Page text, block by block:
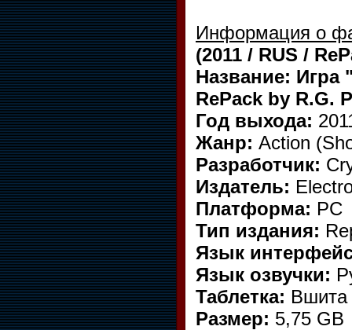
Информация о
(2011 / RUS /
Название: Игра
RePack by R.G.
Год выхода:
Жанр: Action
Разработчик:
Издатель:
Платформа: PC
Тип издания:
Язык
Язык озвучки:
Таблетка: Вшита
Размер: 5,75 GB